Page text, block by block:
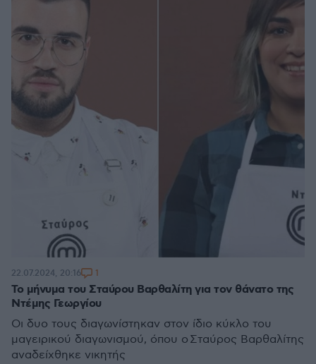
Το μήνυμα του Σταύρου Βαρθαλίτη για τον θάνατο της
Ντέμης Γεωργίου
Οι δυο τους διαγωνίστηκαν στον ίδιο κύκλο του
μαγειρικού διαγωνισμού, όπου ο Σταύρος Βαρθαλίτης
αναδείχθηκε νικητής
22.07.2024, 20:16 1